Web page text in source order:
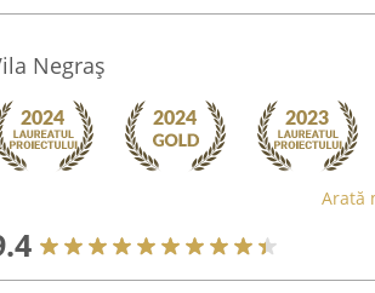
Negraș
Arată